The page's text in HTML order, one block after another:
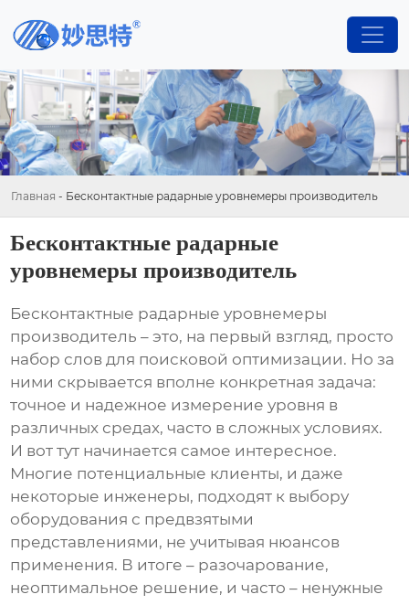
Главная - Бесконтактные радарные уровнемеры производитель
Бесконтактные радарные
уровнемеры производитель
Бесконтактные радарные уровнемеры
производитель – это, на первый взгляд, просто
набор слов для поисковой оптимизации. Но за
ними скрывается вполне конкретная задача:
точное и надежное измерение уровня в
различных средах, часто в сложных условиях.
И вот тут начинается самое интересное.
Многие потенциальные клиенты, и даже
некоторые инженеры, подходят к выбору
оборудования с предвзятыми
представлениями, не учитывая нюансов
применения. В итоге – разочарование,
неоптимальное решение, и часто – ненужные